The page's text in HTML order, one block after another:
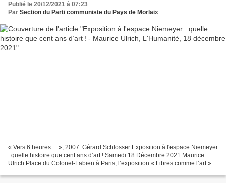
Publié le 20/12/2021 à 07:23
Par Section du Parti communiste du Pays de Morlaix
« Vers 6 heures… », 2007. Gérard Schlosser Exposition à l'espace Niemeyer
: quelle histoire que cent ans d’art ! Samedi 18 Décembre 2021 Maurice
Ulrich Place du Colonel-Fabien à Paris, l’exposition « Libres comme l’art »